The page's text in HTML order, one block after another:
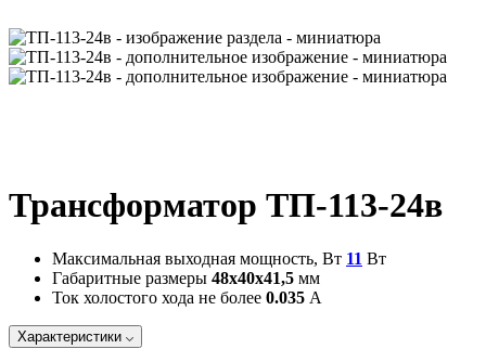
Трансформатор ТП-113-24в
Максимальная выходная мощность, Вт 11 Вт
Габаритные размеры 48х40х41,5 мм
Ток холостого хода не более 0.035 А
Характеристики